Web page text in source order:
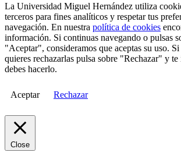
La Universidad Miguel Hernández utiliza
terceros para fines analíticos y respetar tus
navegación. En nuestra política de cookies
información. Si continuas navegando o pulsas
"Aceptar", consideramos que aceptas su uso.
quieres rechazarlas pulsa sobre "Rechazar" y
debes hacerlo.
Aceptar Rechazar
Close